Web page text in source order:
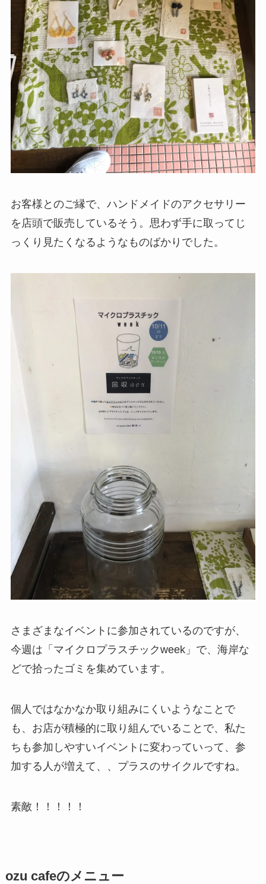
お客様とのご縁で、ハンドメイドのアクセサリー
を店頭で販売しているそう。思わず手に取ってじ
っくり見たくなるようなものばかりでした。
さまざまなイベントに参加されているのですが、
今週は「マイクロプラスチックweek」で、海岸な
どで拾ったゴミを集めています。
個人ではなかなか取り組みにくいようなことで
も、お店が積極的に取り組んでいることで、私た
ちも参加しやすいイベントに変わっていって、参
加する人が増えて、、プラスのサイクルですね。
素敵！！！！！
ozu cafeのメニュー